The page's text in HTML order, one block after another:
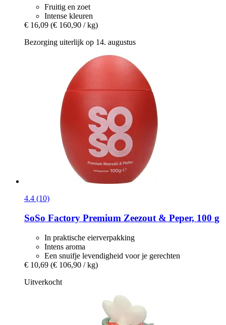
Fruitig en zoet
Intense kleuren
€ 16,09 (€ 160,90 / kg)
Bezorging uiterlijk op 14. augustus
4.4 (10)
SoSo Factory Premium Zeezout & Peper, 100 g
In praktische eierverpakking
Intens aroma
Een snuifje levendigheid voor je gerechten
€ 10,69 (€ 106,90 / kg)
Uitverkocht